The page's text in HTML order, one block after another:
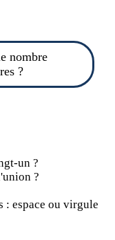
nombre
?
un ?
?
: espace ou virgule